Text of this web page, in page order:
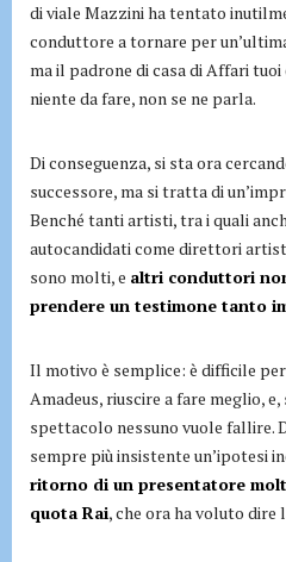
di viale Mazzini ha tentato
conduttore a tornare per
ma il padrone di casa di Affari
niente da fare, non se ne parla.
Di conseguenza, si sta ora
successore, ma si tratta di
Benché tanti artisti, tra i quali
autocandidati come direttori
sono molti, e altri conduttori
prendere un testimone tanto
Il motivo è semplice: è difficile
Amadeus, riuscire a fare meglio,
spettacolo nessuno vuole fallire.
sempre più insistente un’ipotesi
ritorno di un presentatore
quota Rai, che ora ha voluto dire